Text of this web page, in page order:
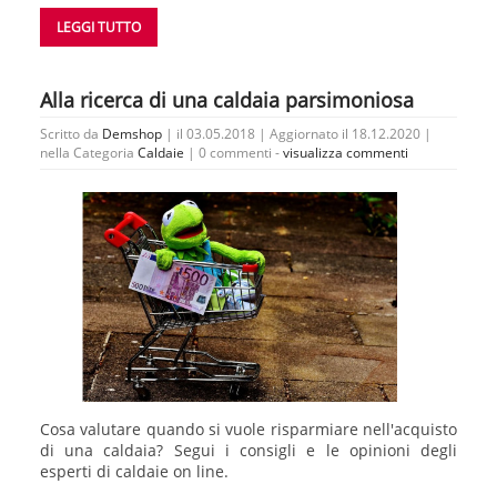
LEGGI TUTTO
Alla ricerca di una caldaia parsimoniosa
Scritto da Demshop | il 03.05.2018 | Aggiornato il 18.12.2020 |
nella Categoria Caldaie | 0 commenti -visualizza commenti
Cosa valutare quando si vuole risparmiare nell'acquisto
di una caldaia? Segui i consigli e le opinioni degli
esperti di caldaie on line.